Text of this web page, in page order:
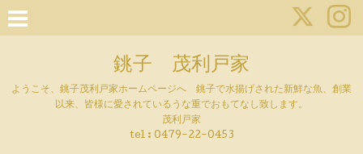
銚子 茂利戸家
ようこそ、銚子茂利戸家ホームページへ 銚子で水揚げされた新鮮な魚、創業
以来、皆様に愛されているうな重でおもてなし致します。
茂利戸家
tel : 0479-22-0453